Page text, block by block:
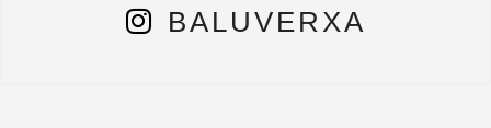
BALUVERXA